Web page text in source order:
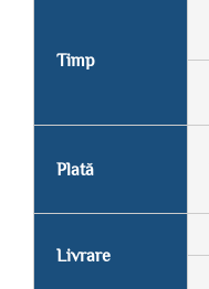
Timp
Plată
Livrare